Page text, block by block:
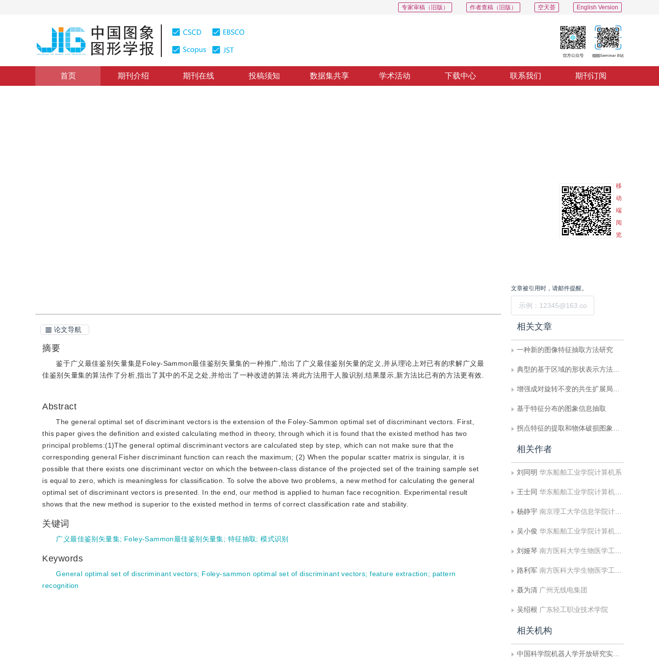
English Version
空天荟
作者查稿（旧版）
专家审稿（旧版）
首页 期刊介绍 期刊在线 投稿须知 数据集共享 学术活动 下载中心 联系我们 期刊订阅
移
动
端
阅
览
论文导航
摘要
鉴于广义最佳鉴别矢量集是Foley-Sammon最佳鉴别矢量集的一种推广,给出了广义最佳鉴别矢量的定义,并从理论上对已有的求解广义最
佳鉴别矢量集的算法作了分析,指出了其中的不足之处,并给出了一种改进的算法.将此方法用于人脸识别,结果显示,新方法比已有的方法更有效.
Abstract
The general optimal set of discriminant vectors is the extension of the Foley-Sammon optimal set of discriminant vectors. First,
this paper gives the definition and existed calculating method in theory, through which it is found that the existed method has two
principal problems:(1)The general optimal discriminant vectors are calculated step by step, which can not make sure that the
corresponding general Fisher discriminant function can reach the maximum; (2) When the popular scatter matrix is singular, it is
possible that there exists one discriminant vector on which the between-class distance of the projected set of the training sample set
is equal to zero, which is meaningless for classification. To solve the above two problems, a new method for calculating the general
optimal set of discriminant vectors is presented. In the end, our method is applied to human face recognition. Experimental result
shows that the new method is superior to the existed method in terms of correct classification rate and stability.
关键词
广义最佳鉴别矢量集; Foley-Sammon最佳鉴别矢量集; 特征抽取;模式识别
Keywords
General optimal set of discriminant vectors; Foley-sammon optimal set of discriminant vectors;feature extraction; pattern
recognition
文章被引用时，请邮件提醒。
相关文章
一种新的图像特征抽取方法研究
典型的基于区域的形状表示方法比较
增强成对旋转不变的共生扩展局部二值模式
基于特征分布的图象信息抽取
拐点特征的提取和物体破损图象的识别
相关作者
刘同明 华东船舶工业学院计算机系
王士同 华东船舶工业学院计算机系;南京理工大学信息学院计算机系
杨静宇 南京理工大学信息学院计算机系
吴小俊 华东船舶工业学院计算机系;南京理工大学信息学院计算机系;中国科学院机器人学开放研究实验室
刘娅琴 南方医科大学生物医学工程学院
路利军 南方医科大学生物医学工程学院
聂为清 广州无线电集团
吴绍根 广东轻工职业技术学院
相关机构
中国科学院机器人学开放研究实验室